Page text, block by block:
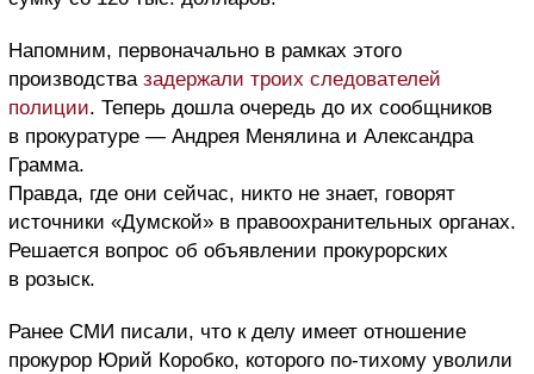
Напомним, первоначально в рамках этого
производства задержали троих следователей
полиции. Теперь дошла очередь до их сообщников
в прокуратуре — Андрея Менялина и Александра
Грамма.
Правда, где они сейчас, никто не знает, говорят
источники «Думской» в правоохранительных органах.
Решается вопрос об объявлении прокурорских
в розыск.
Ранее СМИ писали, что к делу имеет отношение
прокурор Юрий Коробко, которого по-тихому уволили